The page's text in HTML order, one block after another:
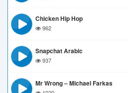
Chicken Hip Hop
962
Snapchat Arabic
937
Mr Wrong – Michael Farkas